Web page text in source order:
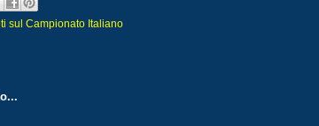
sul Campionato Italiano